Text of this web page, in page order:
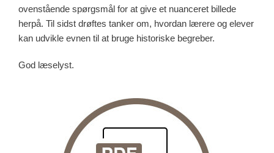
ovenstående spørgsmål for at give et nuanceret billede
herpå. Til sidst drøftes tanker om, hvordan lærere og elever
kan udvikle evnen til at bruge historiske begreber.
God læselyst.